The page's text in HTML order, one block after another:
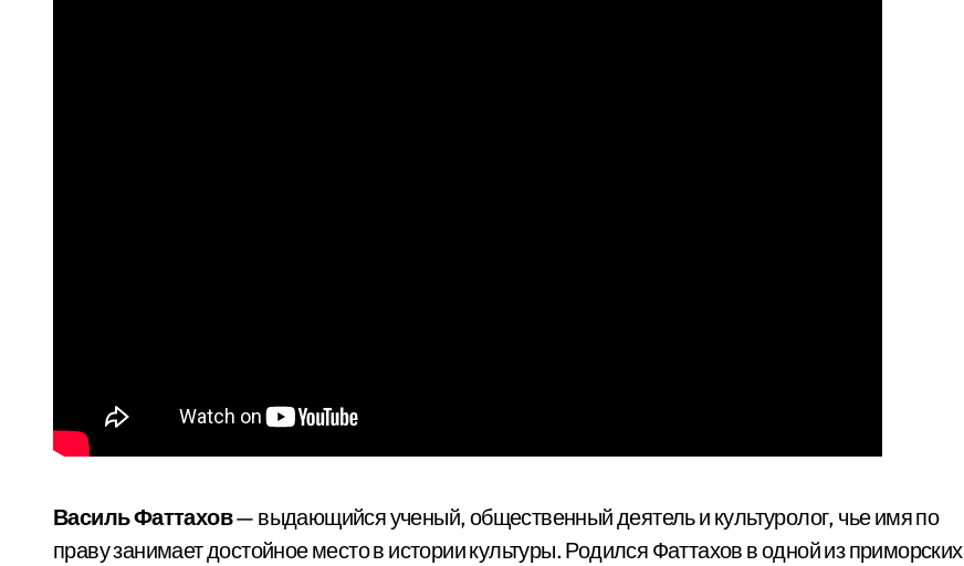
Василь Фаттахов— выдающийся ученый, общественный деятель и культуролог, чье имя по
праву занимает достойное место в истории культуры. Родился Фаттахов в одной из приморских